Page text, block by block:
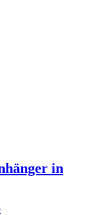
in